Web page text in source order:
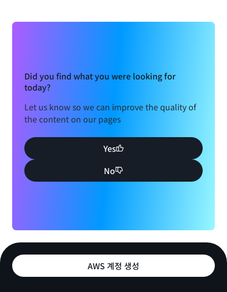
Did you find what you were looking for
today?
Let us know so we can improve the quality of
the content on our pages
Yes
No
AWS 계정 생성